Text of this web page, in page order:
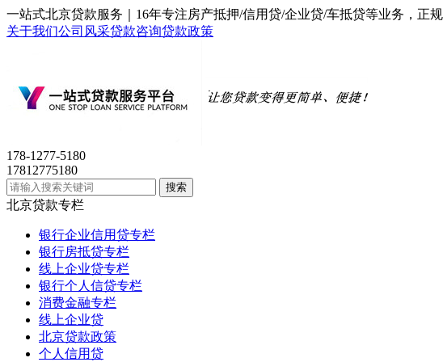
一站式北京贷款服务｜16年专注房产抵押/信用贷/企业贷/车抵贷等业务，正
关于我们公司风采贷款咨询贷款政策
178-1277-5180
17812775180
北京贷款专栏
银行企业信用贷专栏
银行房抵贷专栏
线上企业贷专栏
银行个人信贷专栏
消费金融专栏
线上企业贷
北京贷款政策
个人信用贷